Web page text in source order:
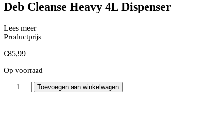
Deb Cleanse Heavy 4L Dispenser
Lees meer
Productprijs
€85,99
Op voorraad
Cleanse
Toevoegen aan winkelwagen